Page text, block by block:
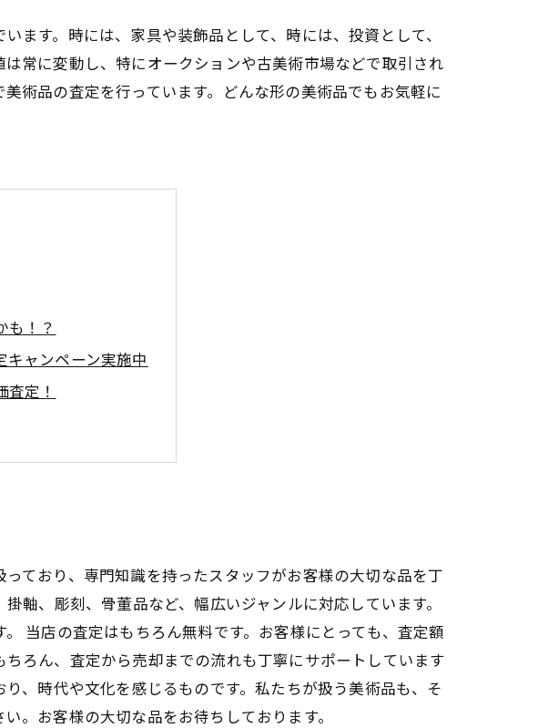
ます。時には、家具や装飾品として、時には、投資として、
常に変動し、特にオークションや古美術市場などで取引され
術品の査定を行っています。どんな形の美術品でもお気軽に
も！？
ャンペーン実施中
定！
ており、専門知識を持ったスタッフがお客様の大切な品を丁
軸、彫刻、骨董品など、幅広いジャンルに対応しています。
当店の査定はもちろん無料です。お客様にとっても、査定額
ろん、査定から売却までの流れも丁寧にサポートしています
、時代や文化を感じるものです。私たちが扱う美術品も、そ
。お客様の大切な品をお待ちしております。